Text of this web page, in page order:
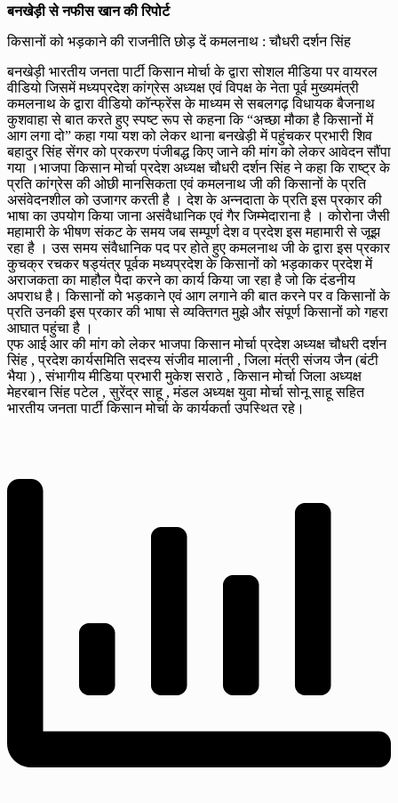
बनखेड़ी से नफीस खान की रिपोर्ट
किसानों को भड़काने की राजनीति छोड़ दें कमलनाथ : चौधरी दर्शन सिंह
बनखेड़ी भारतीय जनता पार्टी किसान मोर्चा के द्वारा सोशल मीडिया पर वायरल
वीडियो जिसमें मध्यप्रदेश कांग्रेस अध्यक्ष एवं विपक्ष के नेता पूर्व मुख्यमंत्री
कमलनाथ के द्वारा वीडियो कॉन्फ्रेंस के माध्यम से सबलगढ़ विधायक बैजनाथ
कुशवाहा से बात करते हुए स्पष्ट रूप से कहना कि “अच्छा मौका है किसानों में
आग लगा दो” कहा गया यश को लेकर थाना बनखेड़ी में पहुंचकर प्रभारी शिव
बहादुर सिंह सेंगर को प्रकरण पंजीबद्ध किए जाने की मांग को लेकर आवेदन सौंपा
गया ।भाजपा किसान मोर्चा प्रदेश अध्यक्ष चौधरी दर्शन सिंह ने कहा कि राष्ट्र के
प्रति कांग्रेस की ओछी मानसिकता एवं कमलनाथ जी की किसानों के प्रति
असंवेदनशील को उजागर करती है । देश के अन्नदाता के प्रति इस प्रकार की
भाषा का उपयोग किया जाना असंवैधानिक एवं गैर जिम्मेदाराना है । कोरोना जैसी
महामारी के भीषण संकट के समय जब सम्पूर्ण देश व प्रदेश इस महामारी से जूझ
रहा है । उस समय संवैधानिक पद पर होते हुए कमलनाथ जी के द्वारा इस प्रकार
कुचक्र रचकर षड्यंत्र पूर्वक मध्यप्रदेश के किसानों को भड़काकर प्रदेश में
अराजकता का माहौल पैदा करने का कार्य किया जा रहा है जो कि दंडनीय
अपराध है। किसानों को भड़काने एवं आग लगाने की बात करने पर व किसानों के
प्रति उनकी इस प्रकार की भाषा से व्यक्तिगत मुझे और संपूर्ण किसानों को गहरा
आघात पहुंचा है ।
एफ आई आर की मांग को लेकर भाजपा किसान मोर्चा प्रदेश अध्यक्ष चौधरी दर्शन
सिंह , प्रदेश कार्यसमिति सदस्य संजीव मालानी , जिला मंत्री संजय जैन (बंटी
भैया ) , संभागीय मीडिया प्रभारी मुकेश सराठे , किसान मोर्चा जिला अध्यक्ष
मेहरबान सिंह पटेल , सुरेंद्र साहू , मंडल अध्यक्ष युवा मोर्चा सोनू साहू सहित
भारतीय जनता पार्टी किसान मोर्चा के कार्यकर्ता उपस्थित रहे।